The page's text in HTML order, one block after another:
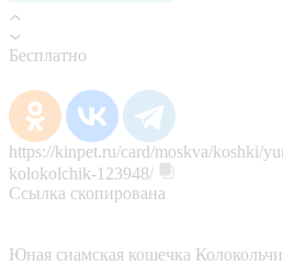
Бесплатно
https://kinpet.ru/card/moskva/koshki/
kolokolchik-123948/
Ссылка скопирована
Юная сиамская кошечка